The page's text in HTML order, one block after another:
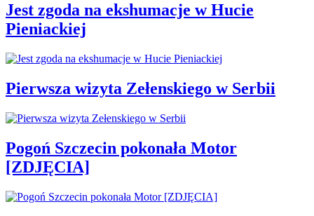
Jest zgoda na ekshumacje w Hucie
Pieniackiej
Pierwsza wizyta Zełenskiego w Serbii
Pogoń Szczecin pokonała Motor
[ZDJĘCIA]